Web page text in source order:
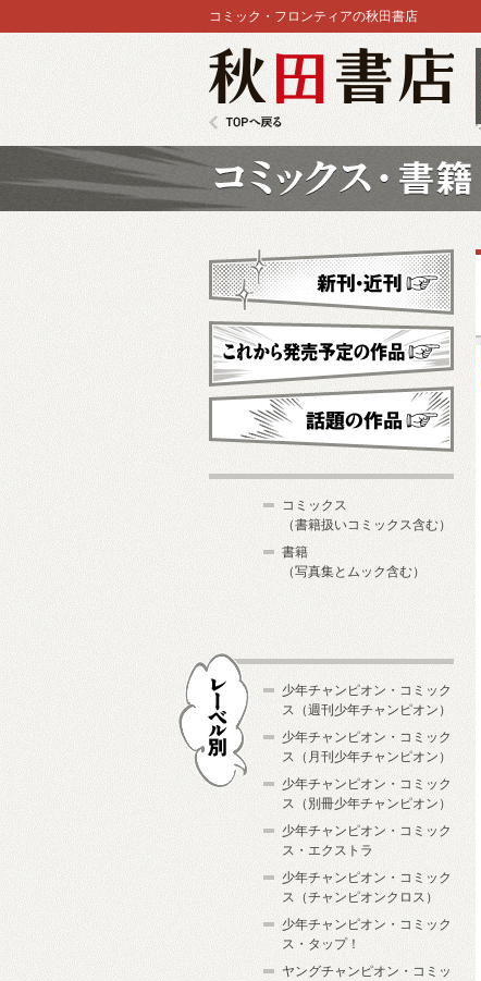
コミック・フロンティアの秋田書店
新刊・近刊
これから発売予定
コミックス
（書籍扱いコミックス含む）
書籍
（写真集とムック含む）
少年チャンピオン・コミック
ス（週刊少年チャンピオン）
少年チャンピオン・コミック
ス（月刊少年チャンピオン）
少年チャンピオン・コミック
ス（別冊少年チャンピオン）
少年チャンピオン・コミック
ス・エクストラ
少年チャンピオン・コミック
ス（チャンピオンクロス）
少年チャンピオン・コミック
ス・タップ！
ヤングチャンピオン・コミッ